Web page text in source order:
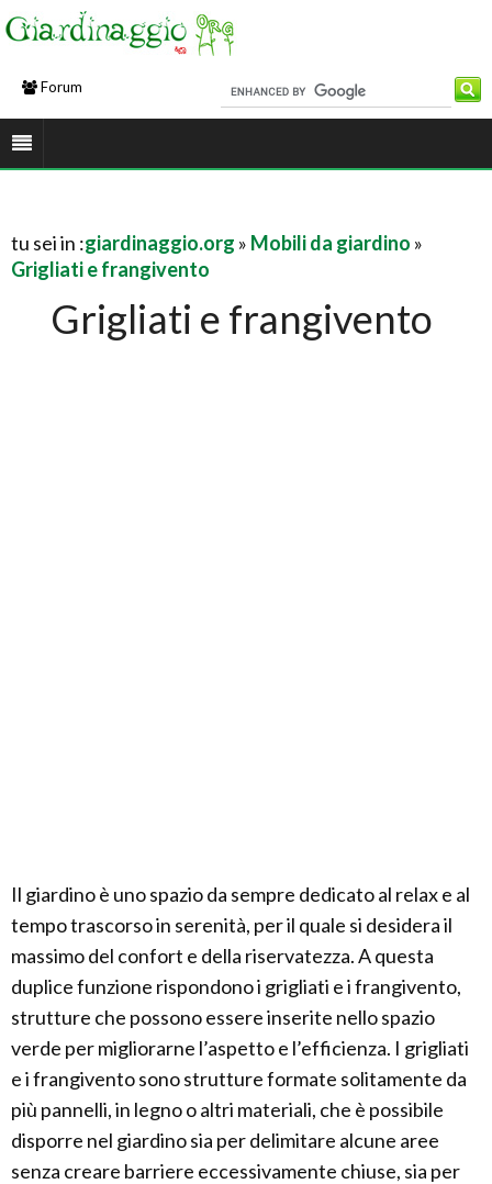
Forum
tu sei in :giardinaggio.org » Mobili da giardino »
Grigliati e frangivento
Grigliati e frangivento
Il giardino è uno spazio da sempre dedicato al relax e al
tempo trascorso in serenità, per il quale si desidera il
massimo del confort e della riservatezza. A questa
duplice funzione rispondono i grigliati e i frangivento,
strutture che possono essere inserite nello spazio
verde per migliorarne l’aspetto e l’efficienza. I grigliati
e i frangivento sono strutture formate solitamente da
più pannelli, in legno o altri materiali, che è possibile
disporre nel giardino sia per delimitare alcune aree
senza creare barriere eccessivamente chiuse, sia per